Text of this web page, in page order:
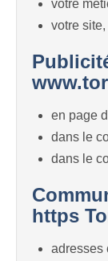
votre
votre
en page
dans le
dans le
https
adresses